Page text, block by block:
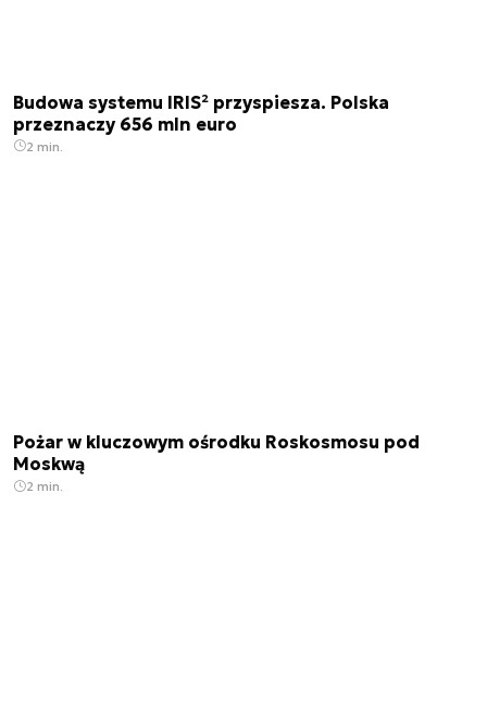
Budowa systemu IRIS² przyspiesza. Polska
przeznaczy 656 mln euro
2 min.
Pożar w kluczowym ośrodku Roskosmosu pod
Moskwą
2 min.